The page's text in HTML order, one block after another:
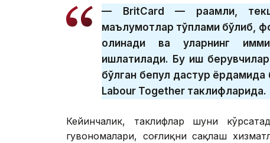
— BritCard — рақамли,
маълумотлар тўплами бўлиб,
олинади ва уларнинг
ишлатилади. Бу иш
бўлган бепул дастур
Labour Together таклифларида.
Кейинчалик, таклифлар шуни
гувоҳномалари, соғлиқни сақлаш